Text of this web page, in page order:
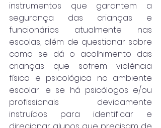
instrumentos que garantem a
segurança das crianças e
funcionários atualmente nas
escolas, além de questionar sobre
como se dá o acolhimento das
crianças que sofrem violência
física e psicológica no ambiente
escolar; e se há psicólogos e/ou
profissionais devidamente
instruídos para identificar e